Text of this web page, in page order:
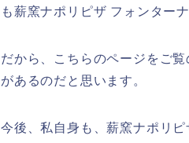
も薪窯ナポリピザ フォンター
だから、こちらのページをご
があるのだと思います。
今後、私自身も、薪窯ナポリ